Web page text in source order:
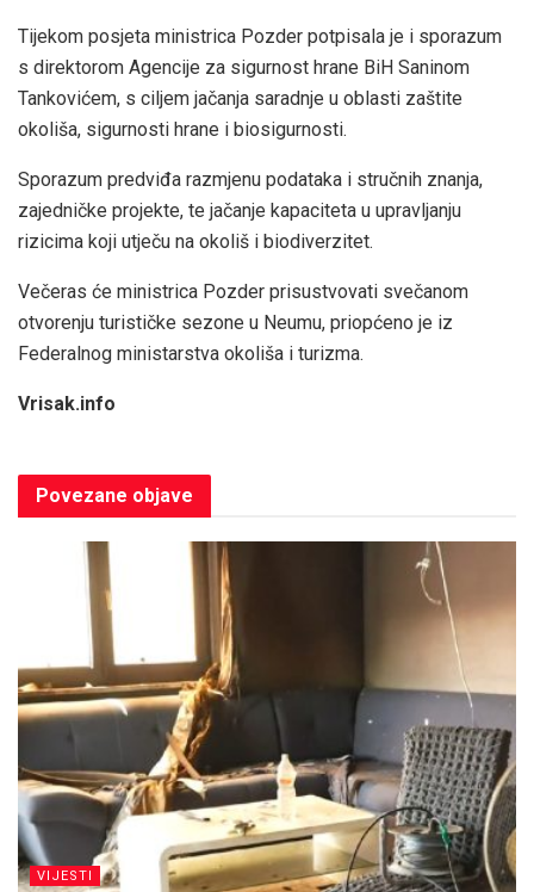
Tijekom posjeta ministrica Pozder potpisala je i sporazum
s direktorom Agencije za sigurnost hrane BiH Saninom
Tankovićem, s ciljem jačanja saradnje u oblasti zaštite
okoliša, sigurnosti hrane i biosigurnosti.
Sporazum predviđa razmjenu podataka i stručnih znanja,
zajedničke projekte, te jačanje kapaciteta u upravljanju
rizicima koji utječu na okoliš i biodiverzitet.
Večeras će ministrica Pozder prisustvovati svečanom
otvorenju turističke sezone u Neumu, priopćeno je iz
Federalnog ministarstva okoliša i turizma.
Vrisak.info
Povezane objave
VIJESTI